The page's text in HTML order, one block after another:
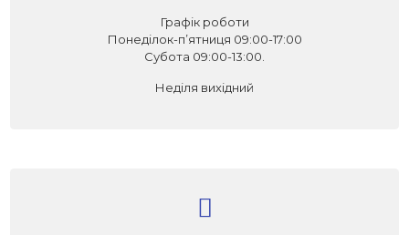
Графік роботи
Понеділок-п’ятниця 09:00-17:00
Субота 09:00-13:00.
Неділя вихідний